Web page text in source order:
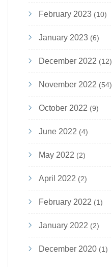
February 2023 (10)
January 2023 (6)
December 2022 (12)
November 2022 (54)
October 2022 (9)
June 2022 (4)
May 2022 (2)
April 2022 (2)
February 2022 (1)
January 2022 (2)
December 2020 (1)